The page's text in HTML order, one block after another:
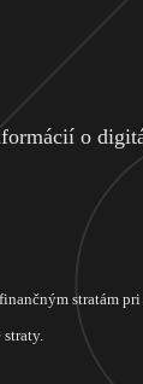
o
stratám